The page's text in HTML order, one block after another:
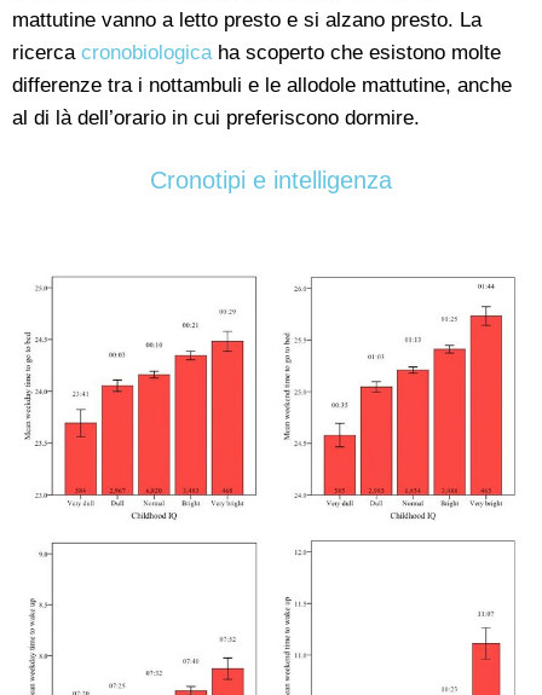
mattutine vanno a letto presto e si alzano presto. La
ricerca cronobiologicaha scoperto che esistono molte
differenze tra i nottambuli e le allodole mattutine, anche
al di là dell’orario in cui preferiscono dormire.
Cronotipi e intelligenza